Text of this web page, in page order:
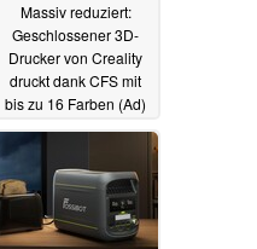
Massiv reduziert:
Geschlossener 3D-
Drucker von Creality
druckt dank CFS mit
bis zu 16 Farben (Ad)
24.05.2026